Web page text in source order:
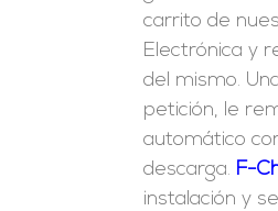
carrito de
Electrónica y
del mismo.
petición, le
automático
descarga. F-
instalación y